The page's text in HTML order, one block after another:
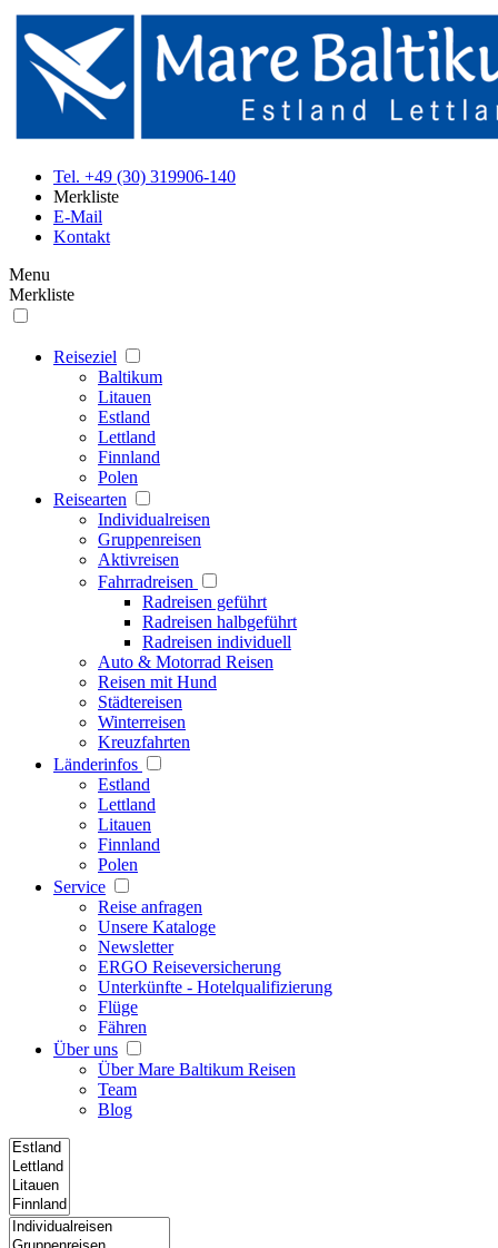
Tel. +49 (30) 319906-140
Merkliste
E-Mail
Kontakt
Menu
Merkliste
Reiseziel
Baltikum
Litauen
Estland
Lettland
Finnland
Polen
Reisearten
Individualreisen
Gruppenreisen
Aktivreisen
Fahrradreisen
Radreisen geführt
Radreisen halbgeführt
Radreisen individuell
Auto & Motorrad Reisen
Reisen mit Hund
Städtereisen
Winterreisen
Kreuzfahrten
Länderinfos
Estland
Lettland
Litauen
Finnland
Polen
Service
Reise anfragen
Unsere Kataloge
Newsletter
ERGO Reiseversicherung
Unterkünfte - Hotelqualifizierung
Flüge
Fähren
Über uns
Über Mare Baltikum Reisen
Team
Blog